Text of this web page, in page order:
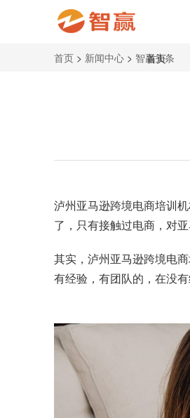
首页
首页 > 新闻中心 > 智赢头条
泸州亚马逊跨境电商培训
了，只有接触过电商，对
其实，泸州亚马逊跨境电
有经验，有团队的，在没